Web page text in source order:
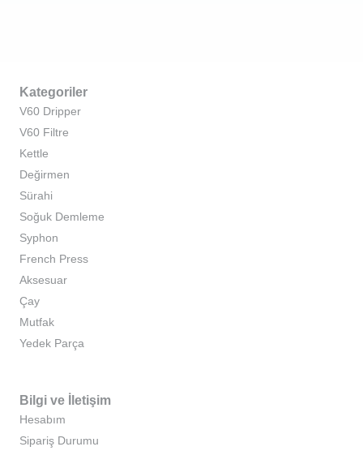
Kategoriler
V60 Dripper
V60 Filtre
Kettle
Değirmen
Sürahi
Soğuk Demleme
Syphon
French Press
Aksesuar
Çay
Mutfak
Yedek Parça
Bilgi ve İletişim
Hesabım
Sipariş Durumu